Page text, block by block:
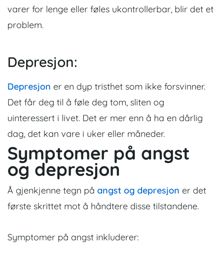
varer for lenge eller føles ukontrollerbar, blir det et
problem.
Depresjon:
Depresjon er en dyp tristhet som ikke forsvinner.
Det får deg til å føle deg tom, sliten og
uinteressert i livet. Det er mer enn å ha en dårlig
dag, det kan vare i uker eller måneder.
Symptomer på angst
og depresjon
Å gjenkjenne tegn på angst og depresjon er det
første skrittet mot å håndtere disse tilstandene.
Symptomer på angst inkluderer: